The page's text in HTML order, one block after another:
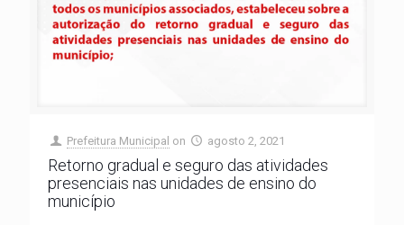
Prefeitura Municipal on agosto 2, 2021
Retorno gradual e seguro das atividades
presenciais nas unidades de ensino do
município